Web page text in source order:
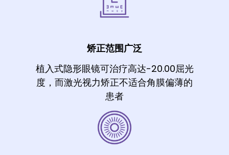
矫正范围广泛
植入式隐形眼镜可治疗高达-20.00屈光
度，而激光视力矫正不适合角膜偏薄的
患者